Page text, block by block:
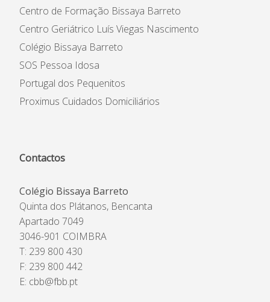
Centro de Formação Bissaya Barreto
Centro Geriátrico Luís Viegas Nascimento
Colégio Bissaya Barreto
SOS Pessoa Idosa
Portugal dos Pequenitos
Proximus Cuidados Domiciliários
Contactos
Colégio Bissaya Barreto
Quinta dos Plátanos, Bencanta
Apartado 7049
3046-901 COIMBRA
T: 239 800 430
F: 239 800 442
E: cbb@fbb.pt